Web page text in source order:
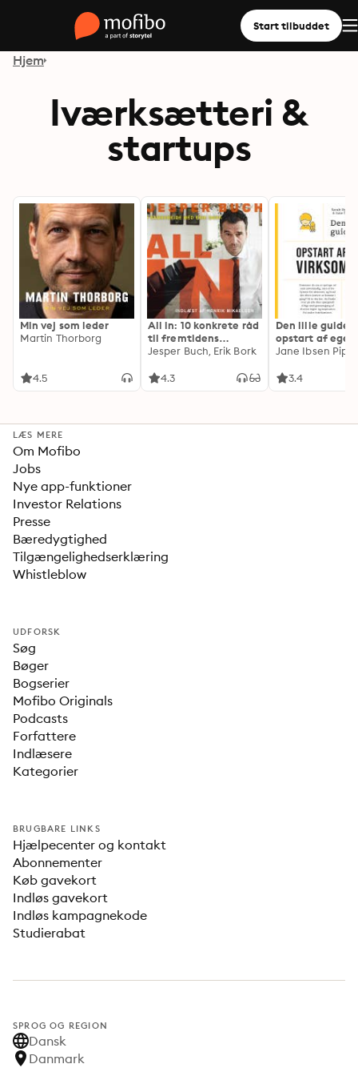
Start tilbuddet
Hjem
Iværksætteri &
startups
Min vej som leder
Martin Thorborg
4.5
All in: 10 konkrete råd
til fremtidens
iværksætter
Jesper Buch, Erik Bork
4.3
Den lille guide
opstart af egen
virksomhed
3.4
LÆS MERE
Om Mofibo
Jobs
Nye app-funktioner
Investor Relations
Presse
Bæredygtighed
Tilgængelighedserklæring
Whistleblow
UDFORSK
Søg
Bøger
Bogserier
Mofibo Originals
Podcasts
Forfattere
Indlæsere
Kategorier
BRUGBARE LINKS
Hjælpecenter og kontakt
Abonnementer
Køb gavekort
Indløs gavekort
Indløs kampagnekode
Studierabat
SPROG OG REGION
Dansk
Danmark